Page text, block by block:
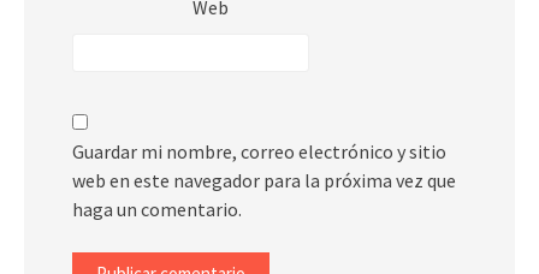
Web
Guardar mi nombre, correo electrónico y sitio
web en este navegador para la próxima vez que
haga un comentario.